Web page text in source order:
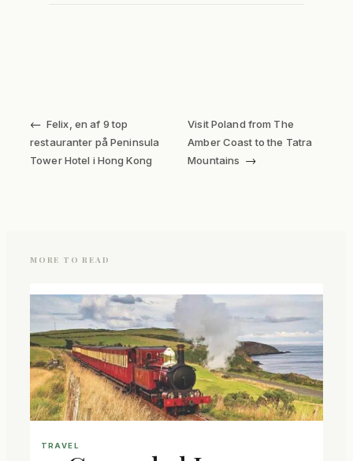
← Felix, en af 9 top
restauranter på Peninsula
Tower Hotel i Hong Kong
Visit Poland from The
Amber Coast to the Tatra
Mountains →
MORE TO READ
TRAVEL